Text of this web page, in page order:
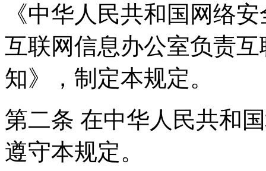
《中华人民共和国网络
互联网信息办公室负责
知》，制定本规定。
第二条 在中华人民共和
遵守本规定。